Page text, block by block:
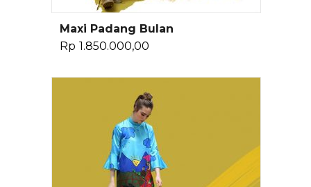
Pilih Opsi
Maxi Padang Bulan
Rp 1.850.000,00